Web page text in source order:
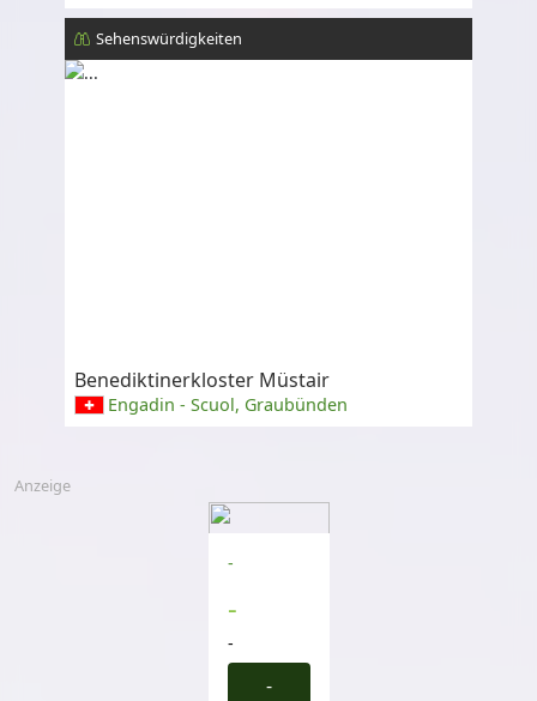
Sehenswürdigkeiten
Benediktinerkloster Müstair
Engadin - Scuol, Graubünden
Anzeige
-
-
-
-